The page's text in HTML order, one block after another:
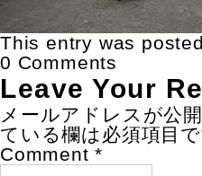
This entry was
0 Comments
Leave Your
メールアドレスが公
ている欄は必須項目
Comment *